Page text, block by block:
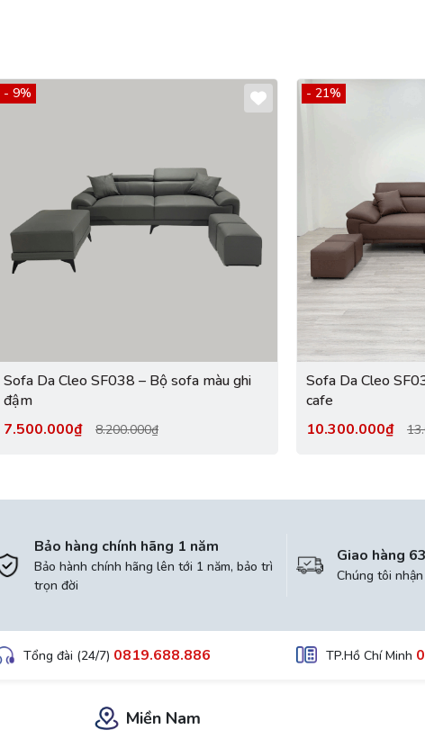
- 9%
Sofa Da Cleo SF038 – Bộ sofa màu ghi
đậm
7.500.000₫
8.200.000₫
- 21%
Sofa Da Cleo
cafe
10.300.000₫
Bảo hàng chính hãng 1 năm
Bảo hành chính hãng lên tới 1 năm, bảo trì
trọn đời
Giao hàng
Chúng tôi
Tổng đài (24/7) 0819.688.886 TP.Hồ Chí Minh
Miền Nam